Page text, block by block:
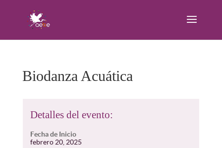
Biodanza Acuática
Detalles del evento:
Fecha de Inicio
febrero 20, 2025